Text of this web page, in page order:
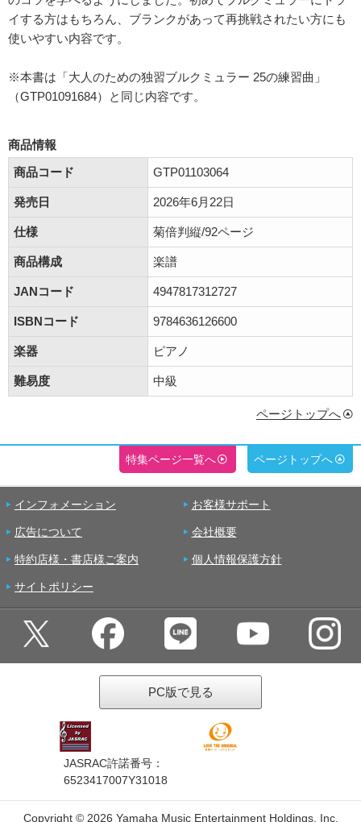
イする方はもちろん、ブランクがあって再挑戦されたい方にも
使いやすい内容です。
※本書は「大人のための独習ブルクミュラー 25の練習曲」
（GTP01091684）と同じ内容です。
商品情報
商品コード
GTP01103064
発売日 2026年6月22日
仕様 菊倍判縦/92ページ
商品構成 楽譜
JANコード 4947817312727
ISBNコード 9784636126600
楽器 ピアノ
難易度 中級
ページトップへ
特集ページ一覧へ ページトップへ
インフォメーション お客様サポート
広告について 会社概要
特約店様・書店様ご案内 個人情報保護方針
サイトポリシー
PC版で見る
JASRAC許諾番号：
6523417007Y31018
Copyright © 2026 Yamaha Music Entertainment Holdings, Inc.